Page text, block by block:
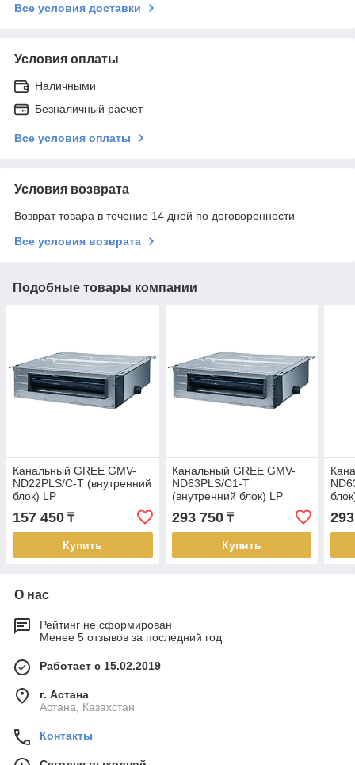
Все условия доставки
Условия оплаты
Наличными
Безналичный расчет
Все условия оплаты
Условия возврата
Возврат товара в течение 14 дней по договоренности
Все условия возврата
Подобные товары компании
Канальный GREE GMV-
ND22PLS/C-T (внутренний
блок) LP
157 450 ₸
Купить
Канальный GREE GMV-
ND63PLS/C1-T
(внутренний блок) LP
293 750₸
Купить
О нас
Рейтинг не сформирован
Менее 5 отзывов за последний год
Работает с 15.02.2019
г. Астана
Астана, Казахстан
Контакты